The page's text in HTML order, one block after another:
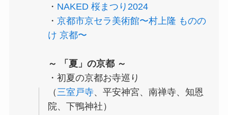
・ NAKED 桜まつり2024
・京都市京セラ美術館〜村上隆 ものの
け 京都〜
～ 「夏」の京都 ～
・初夏の京都お寺巡り
（三室戸寺、平安神宮、南禅寺、知恩
院、下鴨神社）